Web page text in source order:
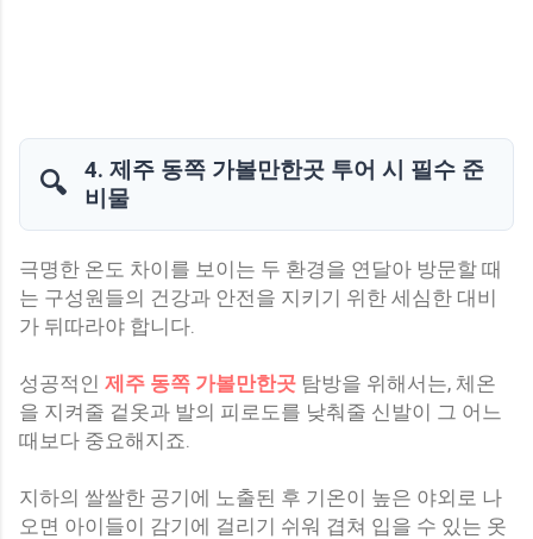
🔍
4. 제주 동쪽 가볼만한곳 투어 시 필수 준
비물
극명한 온도 차이를 보이는 두 환경을 연달아 방문할 때
는 구성원들의 건강과 안전을 지키기 위한 세심한 대비
가 뒤따라야 합니다.
성공적인 제주 동쪽 가볼만한곳 탐방을 위해서는, 체온
을 지켜줄 겉옷과 발의 피로도를 낮춰줄 신발이 그 어느
때보다 중요해지죠.
지하의 쌀쌀한 공기에 노출된 후 기온이 높은 야외로 나
오면 아이들이 감기에 걸리기 쉬워 겹쳐 입을 수 있는 옷